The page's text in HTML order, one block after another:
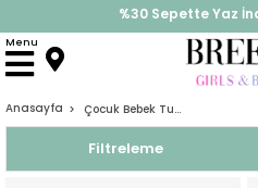
%30 Sepette Yaz
İndirimlere ek %10
Menu
Anasayfa Çocuk Bebek Tulumları
Filtreleme